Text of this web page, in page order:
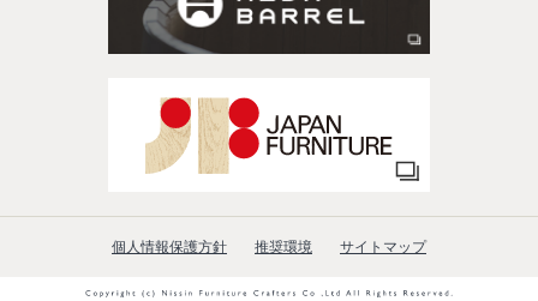
個人情報保護方針 推奨環境 サイトマップ